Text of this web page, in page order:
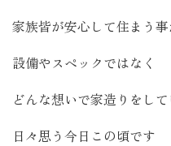
家族皆が安心して住まう
設備やスペックではなく
どんな想いで家造りをし
日々思う今日この頃です